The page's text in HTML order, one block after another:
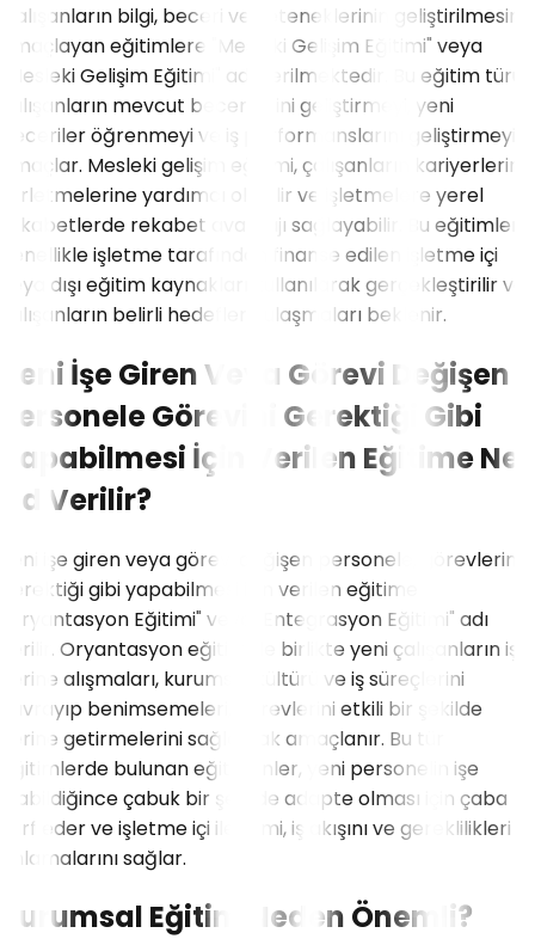
Çalışanların bilgi, beceri ve yeteneklerinin geliştirilmesini
amaçlayan eğitimlere "Mesleki Gelişim Eğitimi" veya
"Mesleki Gelişim Eğitimi" adı verilmektedir. Bu eğitim türü
çalışanların mevcut becerilerini geliştirmeyi, yeni
beceriler öğrenmeyi ve iş performanslarını geliştirmeyi
amaçlar. Mesleki gelişim eğitimi, çalışanların kariyerlerini
ilerletmelerine yardımcı olabilir ve işletmelere yerel
rekabetlerde rekabet avantajı sağlayabilir. Bu eğitimler
genellikle işletme tarafından finanse edilen işletme içi
veya dışı eğitim kaynakları kullanılarak gerçekleştirilir ve
çalışanların belirli hedeflere ulaşmaları beklenir.
Yeni İşe Giren Veya Görevi Değişen
Personele Görevini Gerektiği Gibi
Yapabilmesi İçin Verilen Eğitime Ne
Ad Verilir?
Yeni işe giren veya görevi değişen personele, görevlerini
gerektiği gibi yapabilmesi için verilen eğitime
"Oryantasyon Eğitimi" veya "Entegrasyon Eğitimi" adı
verilir. Oryantasyon eğitimi ile birlikte yeni çalışanların iş
yerine alışmaları, kurumsal kültürü ve iş süreçlerini
kavrayıp benimsemeleri, görevlerini etkili bir şekilde
yerine getirmelerini sağlamak amaçlanır. Bu tür
eğitimlerde bulunan eğitmenler, yeni personelin işe
olabildiğince çabuk bir şekilde adapte olması için çaba
sarf eder ve işletme içi iletişimi, iş akışını ve gereklilikleri
anlamalarını sağlar.
Kurumsal Eğitim Neden Önemli?